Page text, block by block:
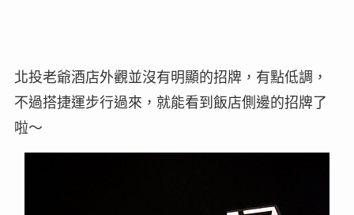
北投老爺酒店外觀並沒有明顯的招牌，有點低調，
不過搭捷運步行過來，就能看到飯店側邊的招牌了
啦～